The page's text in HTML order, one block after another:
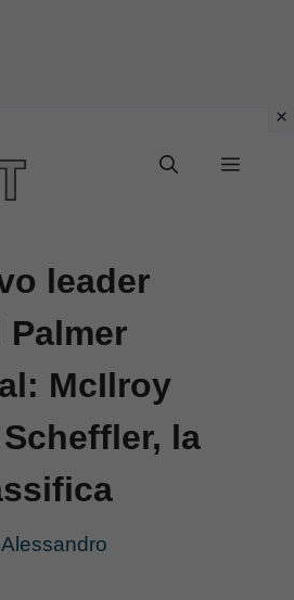
Menu
leader
Palmer
McIlroy
la
Alessandro